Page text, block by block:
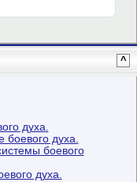
^
духа.
боевого духа.
боевого
духа.